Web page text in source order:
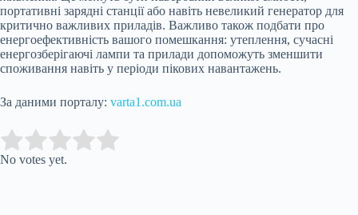
портативні зарядні станції або навіть невеликий генератор для
критично важливих приладів. Важливо також подбати про
енергоефективність вашого помешкання: утеплення, сучасні
енергозберігаючі лампи та прилади допоможуть зменшити
споживання навіть у періоди пікових навантажень.
За даними порталу: varta1.com.ua
Rate this item:
No votes yet.